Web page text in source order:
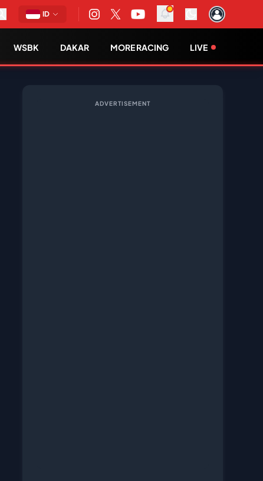
ID
WSBK DAKAR MORE RACING LIVE
ADVERTISEMENT